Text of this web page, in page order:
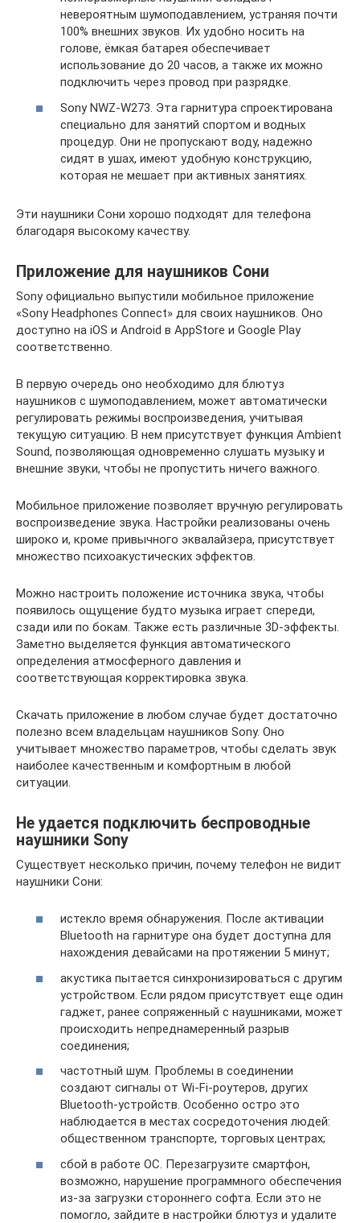
невероятным шумоподавлением, устраняя почти
100% внешних звуков. Их удобно носить на
голове, ёмкая батарея обеспечивает
использование до 20 часов, а также их можно
подключить через провод при разрядке.
Sony NWZ-W273. Эта гарнитура спроектирована
специально для занятий спортом и водных
процедур. Они не пропускают воду, надежно
сидят в ушах, имеют удобную конструкцию,
которая не мешает при активных занятиях.
Эти наушники Сони хорошо подходят для телефона
благодаря высокому качеству.
Приложение для наушников Сони
Sony официально выпустили мобильное приложение
«Sony Headphones Connect» для своих наушников. Оно
доступно на iOS и Android в AppStore и Google Play
соответственно.
В первую очередь оно необходимо для блютуз
наушников с шумоподавлением, может автоматически
регулировать режимы воспроизведения, учитывая
текущую ситуацию. В нем присутствует функция Ambient
Sound, позволяющая одновременно слушать музыку и
внешние звуки, чтобы не пропустить ничего важного.
Мобильное приложение позволяет вручную регулировать
воспроизведение звука. Настройки реализованы очень
широко и, кроме привычного эквалайзера, присутствует
множество психоакустических эффектов.
Можно настроить положение источника звука, чтобы
появилось ощущение будто музыка играет спереди,
сзади или по бокам. Также есть различные 3D-эффекты.
Заметно выделяется функция автоматического
определения атмосферного давления и
соответствующая корректировка звука.
Скачать приложение в любом случае будет достаточно
полезно всем владельцам наушников Sony. Оно
учитывает множество параметров, чтобы сделать звук
наиболее качественным и комфортным в любой
ситуации.
Не удается подключить беспроводные
наушники Sony
Существует несколько причин, почему телефон не видит
наушники Сони:
истекло время обнаружения. После активации
Bluetooth на гарнитуре она будет доступна для
нахождения девайсами на протяжении 5 минут;
акустика пытается синхронизироваться с другим
устройством. Если рядом присутствует еще один
гаджет, ранее сопряженный с наушниками, может
происходить непреднамеренный разрыв
соединения;
частотный шум. Проблемы в соединении
создают сигналы от Wi-Fi-роутеров, других
Bluetooth-устройств. Особенно остро это
наблюдается в местах сосредоточения людей:
общественном транспорте, торговых центрах;
сбой в работе ОС. Перезагрузите смартфон,
возможно, нарушение программного обеспечения
из-за загрузки стороннего софта. Если это не
помогло, зайдите в настройки блютуз и удалите